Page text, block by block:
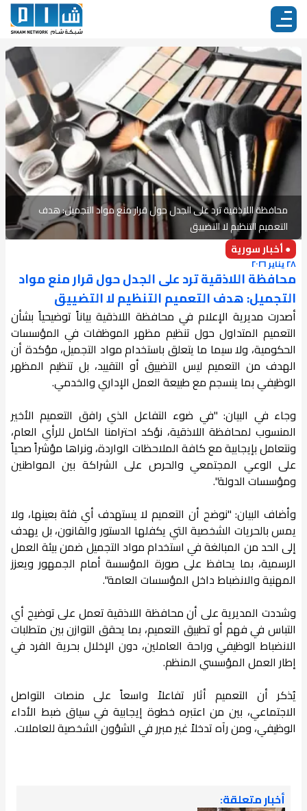
محافظة اللاذقية ترد على الجدل حول قرار منع مواد التجميل: هدف
التعميم التنظيم لا التضييق
● أخبار سورية
٢٨ يناير ٢٠٢٦
محافظة اللاذقية ترد على الجدل حول قرار منع مواد
التجميل: هدف التعميم التنظيم لا التضييق
أصدرت مديرية الإعلام في محافظة اللاذقية بياناً توضيحياً بشأن
التعميم المتداول حول تنظيم مظهر الموظفات في المؤسسات
الحكومية، ولا سيما ما يتعلق باستخدام مواد التجميل، مؤكدة أن
الهدف من التعميم ليس التضييق أو التقييد، بل تنظيم المظهر
الوظيفي بما ينسجم مع طبيعة العمل الإداري والخدمي.
وجاء في البيان: "في ضوء التفاعل الذي رافق التعميم الأخير
المنسوب لمحافظة اللاذقية، نؤكد احترامنا الكامل للرأي العام،
ونتعامل بإيجابية مع كافة الملاحظات الواردة، ونراها مؤشراً صحياً
على الوعي المجتمعي والحرص على الشراكة بين المواطنين
ومؤسسات الدولة".
وأضاف البيان: "نوضح أن التعميم لا يستهدف أي فئة بعينها، ولا
يمس بالحريات الشخصية التي يكفلها الدستور والقانون، بل يهدف
إلى الحد من المبالغة في استخدام مواد التجميل ضمن بيئة العمل
الرسمية، بما يحافظ على صورة المؤسسة أمام الجمهور ويعزز
المهنية والانضباط داخل المؤسسات العامة".
وشددت المديرية على أن محافظة اللاذقية تعمل على توضيح أي
التباس في فهم أو تطبيق التعميم، بما يحقق التوازن بين متطلبات
الانضباط الوظيفي وراحة العاملين، دون الإخلال بحرية الفرد في
إطار العمل المؤسسي المنظم.
يُذكر أن التعميم أثار تفاعلاً واسعاً على منصات التواصل
الاجتماعي، بين من اعتبره خطوة إيجابية في سياق ضبط الأداء
الوظيفي، ومن رآه تدخلاً غير مبرر في الشؤون الشخصية للعاملات.
أخبار متعلقة: